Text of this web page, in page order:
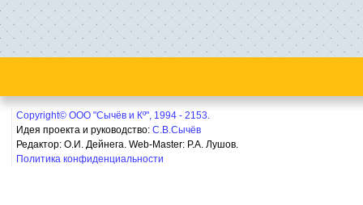
Copyright© ООО "Сычёв и Кº", 1994 - 2153.
Идея проекта и руководство: С.В.Сычёв
Редактор: О.И. Дейнега. Web-Master: Р.А. Лушов.
Политика конфиденциальности